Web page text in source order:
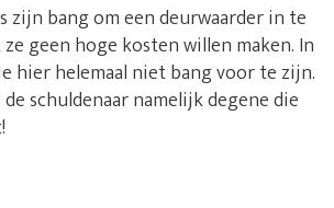
zijn bang om een deurwaarder in te
geen hoge kosten willen maken. In
hier helemaal niet bang voor te zijn.
schuldenaar namelijk degene die